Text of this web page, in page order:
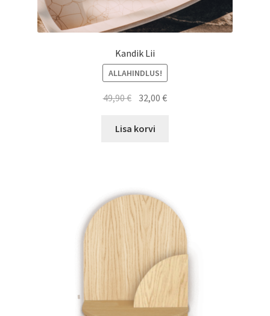
Kandik Lii
ALLAHINDLUS!
49,90€ Algne
oli:
32,00€Praegune
Lisa korvi